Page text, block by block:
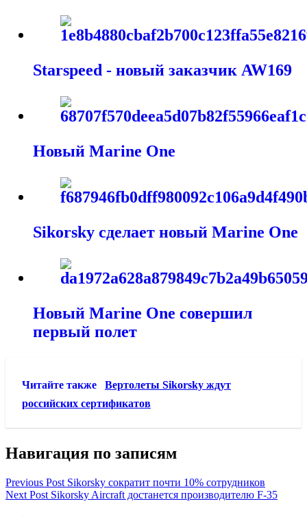
Starspeed - новый заказчик AW169
Новый Marine One
Sikorsky сделает новый Marine One
Новый Marine One совершил
первый полет
Читайте также
Вертолеты Sikorsky ждут
российских сертификатов
Навигация по записям
Previous Post Sikorsky сократит почти 10% сотрудников
Next Post Sikorsky Aircraft достанется производителю F-35